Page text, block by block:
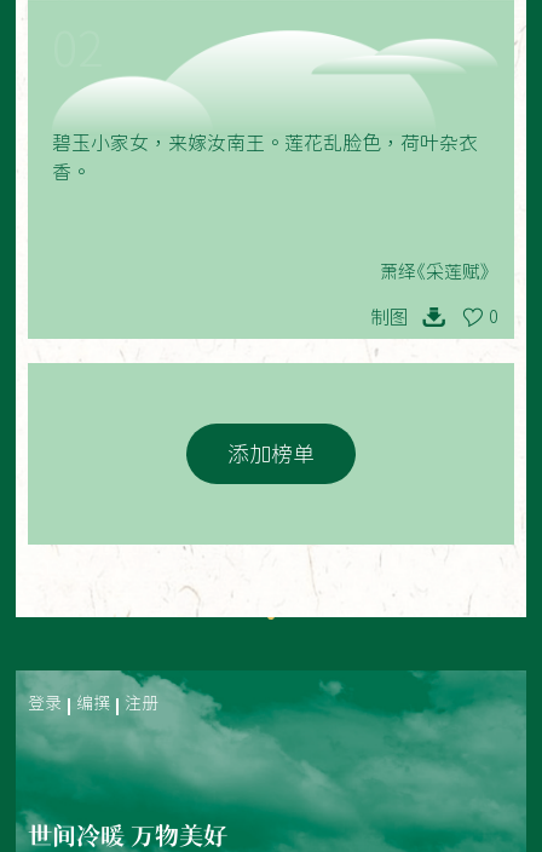
碧玉小家女，来嫁汝南王。莲花乱脸色，荷叶杂衣
香。
萧绎《采莲赋》
制图 0
添加榜单
登录 编撰 注册
世间冷暖 万物美好